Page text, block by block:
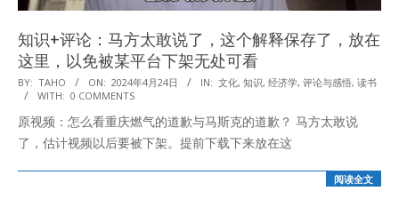
知识+评论：马方太敢说了，这个解释保存了，放在
这里，以免被某平台下架无处可看
2024-
04-
24
BY: TAHO ON: 2024年4月24日 IN: 文化, 知识, 经济学, 评论与感悟, 读书
WITH: 0 COMMENTS
原视频：怎么看重庆燃气的道歉与马斯克的道歉？ 马方太敢说
了，估计视频以后要被下架。提前下载下来放在这
阅读全文